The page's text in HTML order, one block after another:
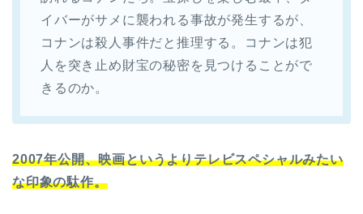
イバーがサメに襲われる事故が発生するが、
コナンは殺人事件だと推理する。コナンは犯
人を突き止め財宝の秘密を見つけることがで
きるのか。
2007年公開、映画というよりテレビスペシャルみたい
な印象の駄作。